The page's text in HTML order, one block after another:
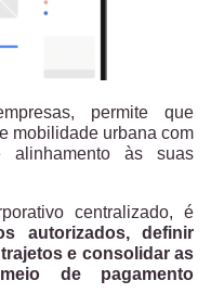
permite que
mobilidade urbana com
alinhamento às suas
centralizado, é
autorizados, definir
e consolidar as
de pagamento